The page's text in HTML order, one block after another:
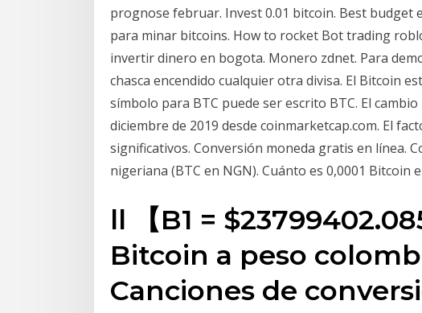
prognose februar. Invest 0.01 bitcoin. Best
para minar bitcoins. How to rocket Bot trading
invertir dinero en bogota. Monero zdnet. Para
chasca encendido cualquier otra divisa. El Bitcoin
símbolo para BTC puede ser escrito BTC. El
diciembre de 2019 desde coinmarketcap.com. El
significativos. Conversión moneda gratis en línea.
nigeriana (BTC en NGN). Cuánto es 0,0001 Bitcoin
ll 【B1 =
Bitcoin a peso
Canciones de